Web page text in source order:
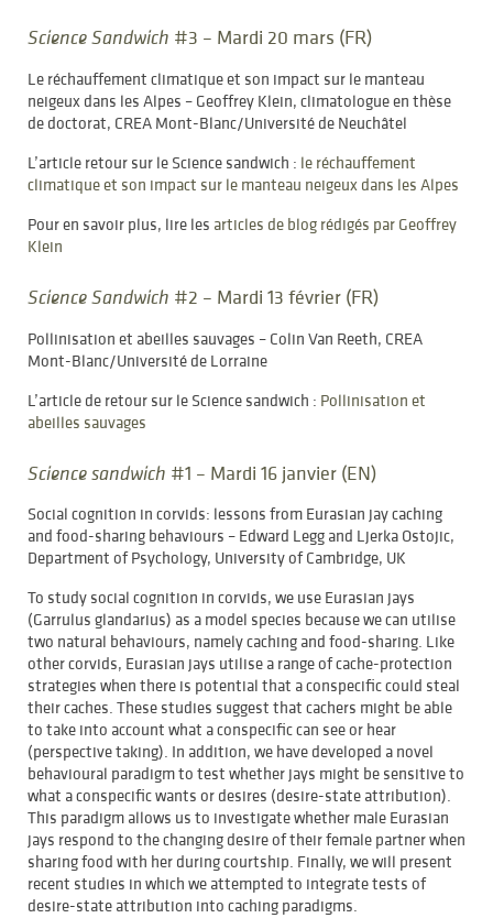
Science Sandwich #3 – Mardi 20 mars (FR)
Le réchauffement climatique et son impact sur le manteau
neigeux dans les Alpes – Geoffrey Klein, climatologue en thèse
de doctorat, CREA Mont-Blanc/Université de Neuchâtel
L’article retour sur le Science sandwich : le réchauffement
climatique et son impact sur le manteau neigeux dans les Alpes
Pour en savoir plus, lire les articles de blog rédigés par Geoffrey
Klein
Science Sandwich #2 – Mardi 13 février (FR)
Pollinisation et abeilles sauvages – Colin Van Reeth, CREA
Mont-Blanc/Université de Lorraine
L’article de retour sur le Science sandwich : Pollinisation et
abeilles sauvages
Science sandwich #1 – Mardi 16 janvier (EN)
Social cognition in corvids: lessons from Eurasian jay caching
and food-sharing behaviours – Edward Legg and Ljerka Ostojic,
Department of Psychology, University of Cambridge, UK
To study social cognition in corvids, we use Eurasian jays
(Garrulus glandarius) as a model species because we can utilise
two natural behaviours, namely caching and food-sharing. Like
other corvids, Eurasian jays utilise a range of cache-protection
strategies when there is potential that a conspecific could steal
their caches. These studies suggest that cachers might be able
to take into account what a conspecific can see or hear
(perspective taking). In addition, we have developed a novel
behavioural paradigm to test whether jays might be sensitive to
what a conspecific wants or desires (desire-state attribution).
This paradigm allows us to investigate whether male Eurasian
jays respond to the changing desire of their female partner when
sharing food with her during courtship. Finally, we will present
recent studies in which we attempted to integrate tests of
desire-state attribution into caching paradigms.